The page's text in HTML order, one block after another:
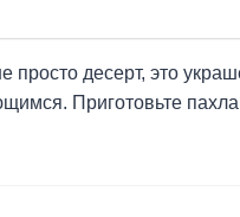
просто десерт, это
Приготовьте